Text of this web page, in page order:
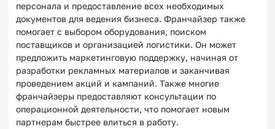
персонала и предоставление всех необходимых
документов для ведения бизнеса. Франчайзер также
помогает с выбором оборудования, поиском
поставщиков и организацией логистики. Он может
предложить маркетинговую поддержку, начиная от
разработки рекламных материалов и заканчивая
проведением акций и кампаний. Также многие
франчайзеры предоставляют консультации по
операционной деятельности, что помогает новым
партнерам быстрее влиться в работу.